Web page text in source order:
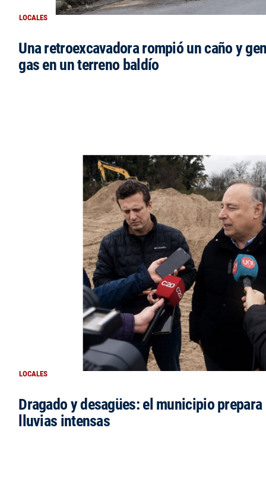
LOCALES
Una retroexcavadora rompió un caño y
gas en un terreno baldío
LOCALES
Dragado y desagües: el municipio
lluvias intensas